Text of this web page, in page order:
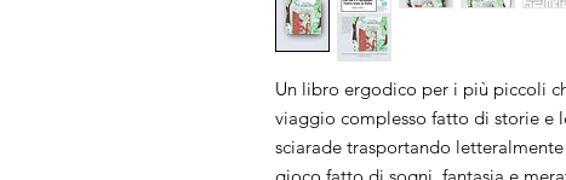
Un libro ergodico per i più piccoli
viaggio complesso fatto di storie e
sciarade trasportando